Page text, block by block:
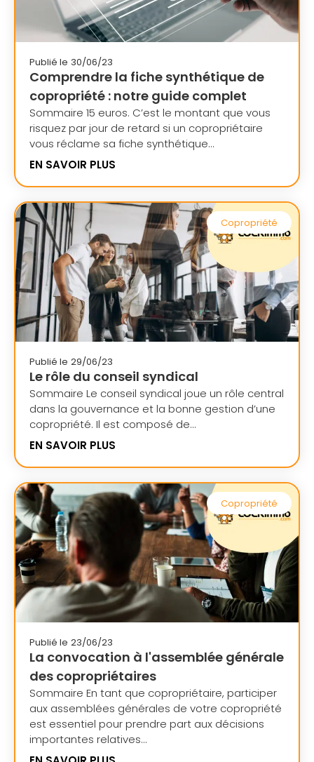
Publié le 30/06/23
Comprendre la fiche synthétique de
copropriété : notre guide complet
Sommaire 15 euros. C’est le montant que vous
risquez par jour de retard si un copropriétaire
vous réclame sa fiche synthétique...
EN SAVOIR PLUS
Copropriété
Publié le 29/06/23
Le rôle du conseil syndical
Sommaire Le conseil syndical joue un rôle central
dans la gouvernance et la bonne gestion d’une
copropriété. Il est composé de...
EN SAVOIR PLUS
Copropriété
Publié le 23/06/23
La convocation à l'assemblée générale
des copropriétaires
Sommaire En tant que copropriétaire, participer
aux assemblées générales de votre copropriété
est essentiel pour prendre part aux décisions
importantes relatives...